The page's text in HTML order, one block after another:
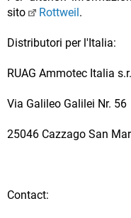
sito
Rottweil .
Distributori per l'Italia:
RUAG Ammotec Italia
Via Galileo Galilei Nr. 56
25046 Cazzago San
Contact: